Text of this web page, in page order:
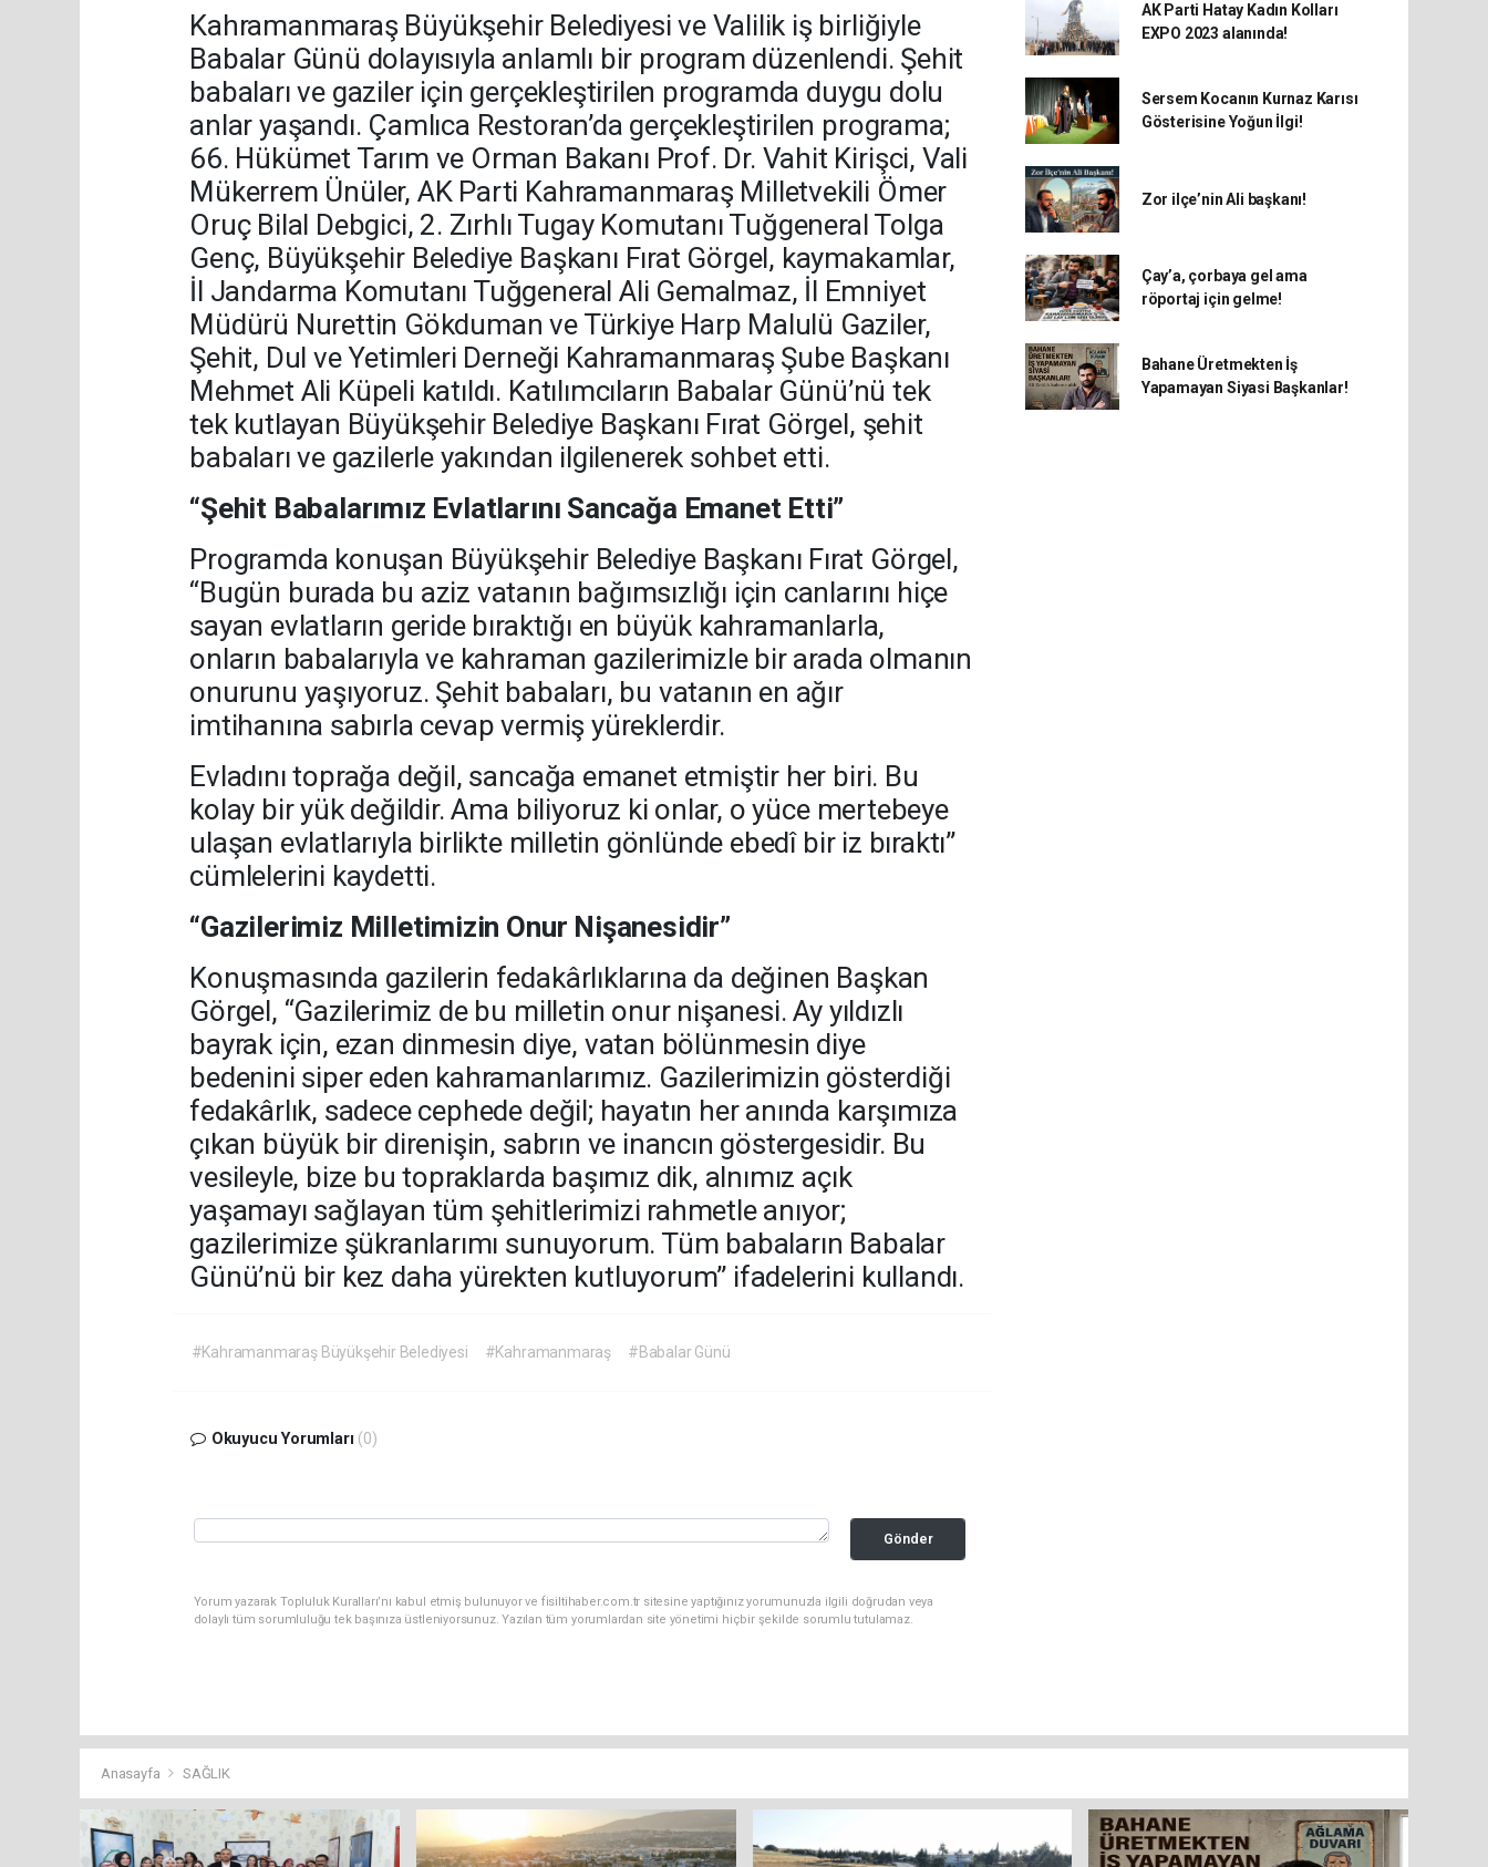
Kahramanmaraş Büyükşehir Belediyesi ve Valilik iş birliğiyle
Babalar Günü dolayısıyla anlamlı bir program düzenlendi. Şehit
babaları ve gaziler için gerçekleştirilen programda duygu dolu
anlar yaşandı. Çamlıca Restoran’da gerçekleştirilen programa;
66. Hükümet Tarım ve Orman Bakanı Prof. Dr. Vahit Kirişci, Vali
Mükerrem Ünüler, AK Parti Kahramanmaraş Milletvekili Ömer
Oruç Bilal Debgici, 2. Zırhlı Tugay Komutanı Tuğgeneral Tolga
Genç, Büyükşehir Belediye Başkanı Fırat Görgel, kaymakamlar,
İl Jandarma Komutanı Tuğgeneral Ali Gemalmaz, İl Emniyet
Müdürü Nurettin Gökduman ve Türkiye Harp Malulü Gaziler,
Şehit, Dul ve Yetimleri Derneği Kahramanmaraş Şube Başkanı
Mehmet Ali Küpeli katıldı. Katılımcıların Babalar Günü’nü tek
tek kutlayan Büyükşehir Belediye Başkanı Fırat Görgel, şehit
babaları ve gazilerle yakından ilgilenerek sohbet etti.
“Şehit Babalarımız Evlatlarını Sancağa Emanet Etti”
Programda konuşan Büyükşehir Belediye Başkanı Fırat Görgel,
“Bugün burada bu aziz vatanın bağımsızlığı için canlarını hiçe
sayan evlatların geride bıraktığı en büyük kahramanlarla,
onların babalarıyla ve kahraman gazilerimizle bir arada olmanın
onurunu yaşıyoruz. Şehit babaları, bu vatanın en ağır
imtihanına sabırla cevap vermiş yüreklerdir.
Evladını toprağa değil, sancağa emanet etmiştir her biri. Bu
kolay bir yük değildir. Ama biliyoruz ki onlar, o yüce mertebeye
ulaşan evlatlarıyla birlikte milletin gönlünde ebedî bir iz bıraktı”
cümlelerini kaydetti.
“Gazilerimiz Milletimizin Onur Nişanesidir”
Konuşmasında gazilerin fedakârlıklarına da değinen Başkan
Görgel, “Gazilerimiz de bu milletin onur nişanesi. Ay yıldızlı
bayrak için, ezan dinmesin diye, vatan bölünmesin diye
bedenini siper eden kahramanlarımız. Gazilerimizin gösterdiği
fedakârlık, sadece cephede değil; hayatın her anında karşımıza
çıkan büyük bir direnişin, sabrın ve inancın göstergesidir. Bu
vesileyle, bize bu topraklarda başımız dik, alnımız açık
yaşamayı sağlayan tüm şehitlerimizi rahmetle anıyor;
gazilerimize şükranlarımı sunuyorum. Tüm babaların Babalar
Günü’nü bir kez daha yürekten kutluyorum” ifadelerini kullandı.
#Kahramanmaraş Büyükşehir Belediyesi #Kahramanmaraş #Babalar Günü
Okuyucu Yorumları (0)
Gönder
Yorum yazarak Topluluk Kuralları’nı kabul etmiş bulunuyor ve fisiltihaber.com.tr sitesine yaptığınız yorumunuzla ilgili doğrudan veya
dolaylı tüm sorumluluğu tek başınıza üstleniyorsunuz. Yazılan tüm yorumlardan site yönetimi hiçbir şekilde sorumlu tutulamaz.
AK Parti Hatay Kadın Kolları
EXPO 2023 alanında!
Sersem Kocanın Kurnaz Karısı
Gösterisine Yoğun İlgi!
Zor ilçe’nin Ali başkanı!
Çay’a, çorbaya gel ama
röportaj için gelme!
Bahane Üretmekten İş
Yapamayan Siyasi Başkanlar!
Anasayfa SAĞLIK